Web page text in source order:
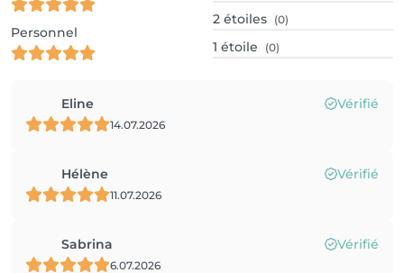
Personnel
2 étoiles (0)
1 étoile (0)
Eline Vérifié
14.07.2026
Hélène Vérifié
11.07.2026
Sabrina Vérifié
6.07.2026